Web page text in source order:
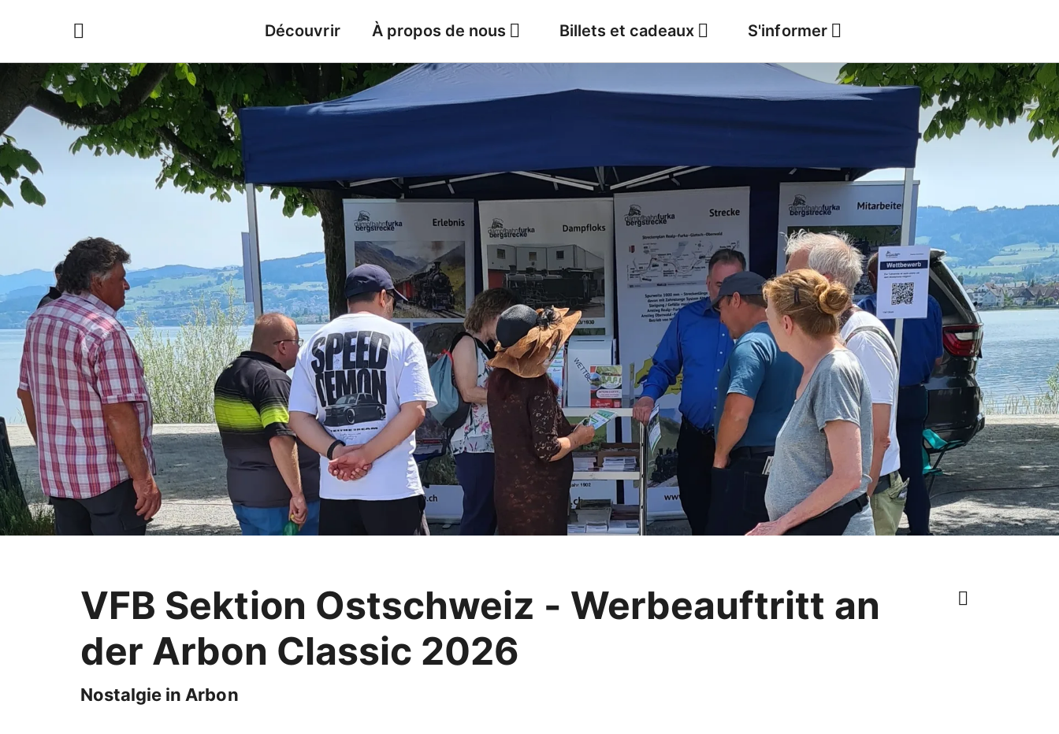
Découvrir À propos de nous Billets et cadeaux S'informer
Jobs Météo
VFB Sektion Ostschweiz - Werbeauftritt an
der Arbon Classic 2026
Nostalgie in Arbon